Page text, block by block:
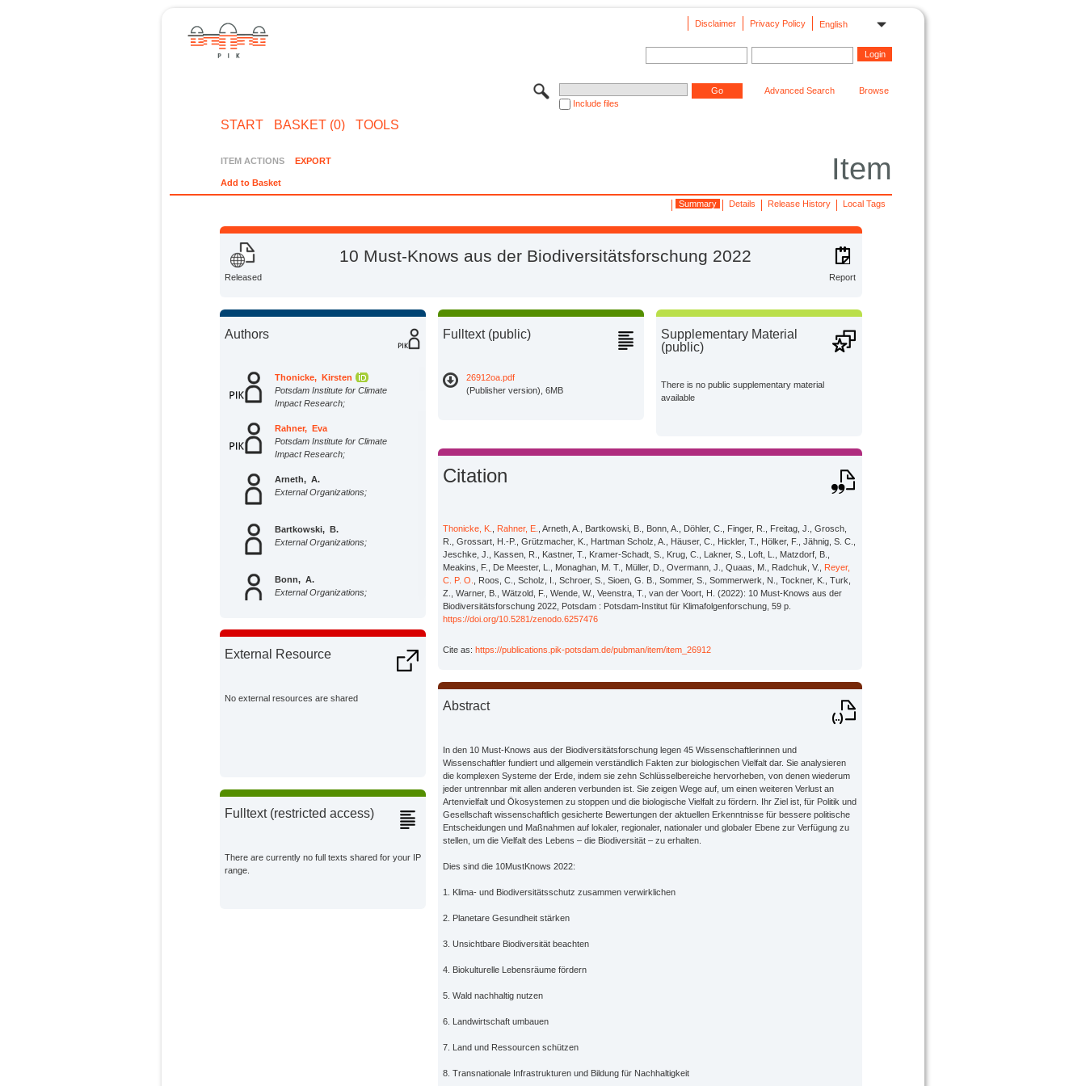
English
Privacy Policy
Disclaimer
Include files
Advanced Search Browse
START BASKET (0) TOOLS
Item
ITEM ACTIONS EXPORT
Add to Basket
Local Tags
Release History
Details
Summary
Released Report
10 Must-Knows aus der Biodiversitätsforschung 2022
Authors
Thonicke, Kirsten
Potsdam Institute for Climate
Impact Research;
Rahner, Eva
Potsdam Institute for Climate
Impact Research;
Arneth, A.
External Organizations;
Bartkowski, B.
External Organizations;
Bonn, A.
External Organizations;
Döhler, C.
External Organizations;
External Resource
No external resources are shared
Fulltext (restricted access)
There are currently no full texts shared for your IP
range.
Fulltext (public)
26912oa.pdf
(Publisher version), 6MB
Supplementary Material
(public)
There is no public supplementary material
available
Citation
Thonicke, K. Rahner, E.
, Arneth, A., Bartkowski, B., Bonn, A., Döhler, C., Finger, R., Freitag, J., Grosch,
R., Grossart, H.-P., Grützmacher, K., Hartman Scholz, A., Häuser, C., Hickler, T., Hölker, F., Jähnig, S. C.,
Jeschke, J., Kassen, R., Kastner, T., Kramer-Schadt, S., Krug, C., Lakner, S., Loft, L., Matzdorf, B.,
Meakins, F., De Meester, L., Monaghan, M. T., Müller, D., Overmann, J., Quaas, M., Radchuk, V., Reyer,
C. P. O.
, Roos, C., Scholz, I., Schroer, S., Sioen, G. B., Sommer, S., Sommerwerk, N., Tockner, K., Turk,
Z., Warner, B., Wätzold, F., Wende, W., Veenstra, T., van der Voort, H. (2022): 10 Must-Knows aus der
Biodiversitätsforschung 2022, Potsdam : Potsdam-Institut für Klimafolgenforschung, 59 p.
https://doi.org/10.5281/zenodo.6257476
Cite as:https://publications.pik-potsdam.de/pubman/item/item_26912
Abstract
In den 10 Must-Knows aus der Biodiversitätsforschung legen 45 Wissenschaftlerinnen und
Wissenschaftler fundiert und allgemein verständlich Fakten zur biologischen Vielfalt dar. Sie analysieren
die komplexen Systeme der Erde, indem sie zehn Schlüsselbereiche hervorheben, von denen wiederum
jeder untrennbar mit allen anderen verbunden ist. Sie zeigen Wege auf, um einen weiteren Verlust an
Artenvielfalt und Ökosystemen zu stoppen und die biologische Vielfalt zu fördern. Ihr Ziel ist, für Politik und
Gesellschaft wissenschaftlich gesicherte Bewertungen der aktuellen Erkenntnisse für bessere politische
Entscheidungen und Maßnahmen auf lokaler, regionaler, nationaler und globaler Ebene zur Verfügung zu
stellen, um die Vielfalt des Lebens – die Biodiversität – zu erhalten.
Dies sind die 10MustKnows 2022:
1. Klima- und Biodiversitätsschutz zusammen verwirklichen
2. Planetare Gesundheit stärken
3. Unsichtbare Biodiversität beachten
4. Biokulturelle Lebensräume fördern
5. Wald nachhaltig nutzen
6. Landwirtschaft umbauen
7. Land und Ressourcen schützen
8. Transnationale Infrastrukturen und Bildung für Nachhaltigkeit